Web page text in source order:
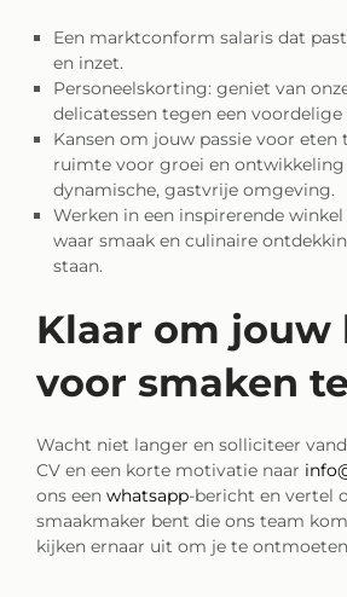
Een marktconform salaris dat
en inzet.
Personeelskorting: geniet van
delicatessen tegen een voordelige
Kansen om jouw passie voor eten
ruimte voor groei en ontwikkeling
dynamische, gastvrije omgeving.
Werken in een inspirerende
waar smaak en culinaire
staan.
Klaar om jouw
voor smaken
Wacht niet langer en solliciteer
CV en een korte motivatie naar
ons een whatsapp-bericht en vertel
smaakmaker bent die ons team
kijken ernaar uit om je te